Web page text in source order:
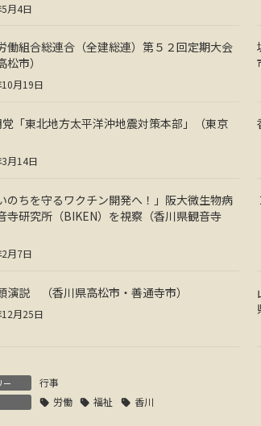
月4日
働組合総連合（全建総連）第５２回定期大会
松市）
月19日
「東北地方太平洋沖地震対策本部」（東京
月14日
のちを守るワクチン開発へ！」阪大微生物病
寺研究所（BIKEN）を視察（香川県観音寺
月7日
演説 （香川県高松市・善通寺市）
月25日
ー 行事
労働 福祉 香川